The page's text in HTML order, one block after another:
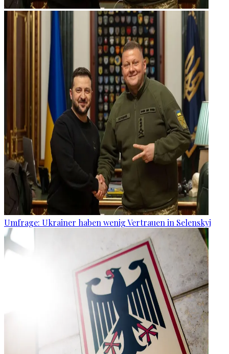
Umfrage: Ukrainer haben wenig Vertrauen in Selenskyj